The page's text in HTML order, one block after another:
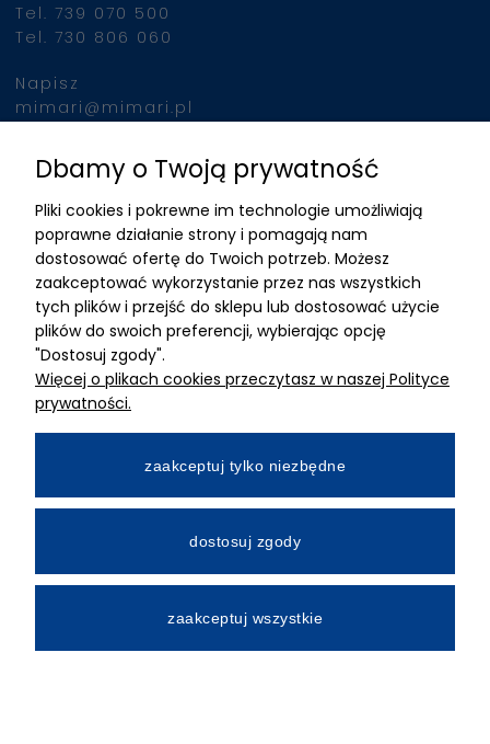
Tel. 739 070 500
Tel. 730 806 060
Napisz
mimari@mimari.pl
Znajdziesz nas
ADRES
MIMARI sp z o.o.
ul. Kurkowa 12
50-210 Wrocław
Dane rejestracyjne
NIP:8982325327
Wpłacony w całości
Numer konta bankowego
All Rights Reserved © 2026 Mimari.com.pl
Dbamy o Twoją prywatność
Pliki cookies i pokrewne im technologie umożliwiają
poprawne działanie strony i pomagają nam
dostosować ofertę do Twoich potrzeb. Możesz
zaakceptować wykorzystanie przez nas wszystkich
tych plików i przejść do sklepu lub dostosować użycie
plików do swoich preferencji, wybierając opcję
"Dostosuj zgody".
Więcej o plikach cookies przeczytasz w naszej Polityce
prywatności.
zaakceptuj tylko niezbędne
dostosuj zgody
zaakceptuj wszystkie